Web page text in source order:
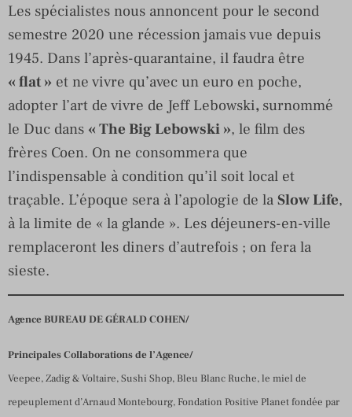
Les spécialistes nous annoncent pour le second
semestre 2020 une récession jamais vue depuis
1945. Dans l’après-quarantaine, il faudra être
« flat » et ne vivre qu’avec un euro en poche,
adopter l’art de vivre de Jeff Lebowski, surnommé
le Duc dans « The Big Lebowski », le film des
frères Coen. On ne consommera que
l’indispensable à condition qu’il soit local et
traçable. L’époque sera à l’apologie de la Slow Life,
à la limite de « la glande ». Les déjeuners-en-ville
remplaceront les diners d’autrefois ; on fera la
sieste.
Agence BUREAU DE GÉRALD COHEN/
Principales Collaborations de l’Agence/
Veepee, Zadig & Voltaire, Sushi Shop, Bleu Blanc Ruche, le miel de
repeuplement d’Arnaud Montebourg, Fondation Positive Planet fondée par